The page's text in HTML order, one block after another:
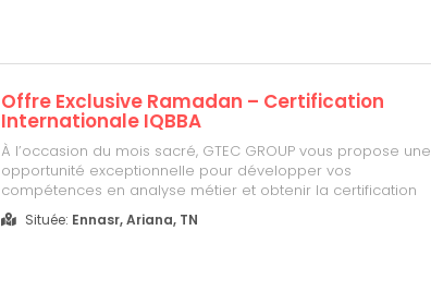
Offre Exclusive Ramadan – Certification
Internationale IQBBA
À l’occasion du mois sacré, GTEC GROUP vous propose une
opportunité exceptionnelle pour développer vos
compétences en analyse métier et obtenir la certification
internationale IQBBA (International Qualification Board for
Business Analysis). Pourquoi choisir la certification IQBBA ?-
Située: Ennasr, Ariana, TN